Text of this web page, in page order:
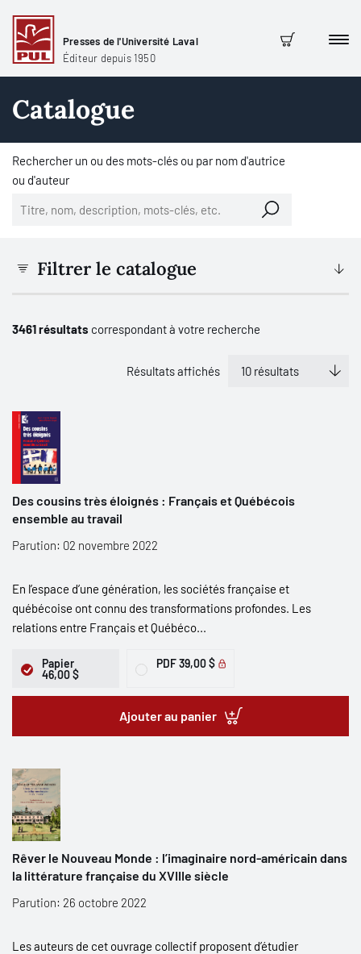
Presses de l'Université Laval
Éditeur depuis 1950
Panier
Catalogue
Rechercher un ou des mots-clés ou par nom d'autrice
ou d'auteur
Filtrer le catalogue
3461 résultats correspondant à votre recherche
Résultats affichés
Des cousins très éloignés : Français et Québécois
ensemble au travail
Parution: 02 novembre 2022
En l’espace d’une génération, les sociétés française et
québécoise ont connu des transformations profondes. Les
relations entre Français et Québéco...
Papier
46,00 $
PDF 39,00 $
Ajouter au panier
Rêver le Nouveau Monde : l’imaginaire nord-américain dans
la littérature française du XVIIIe siècle
Parution: 26 octobre 2022
Les auteurs de cet ouvrage collectif proposent d’étudier